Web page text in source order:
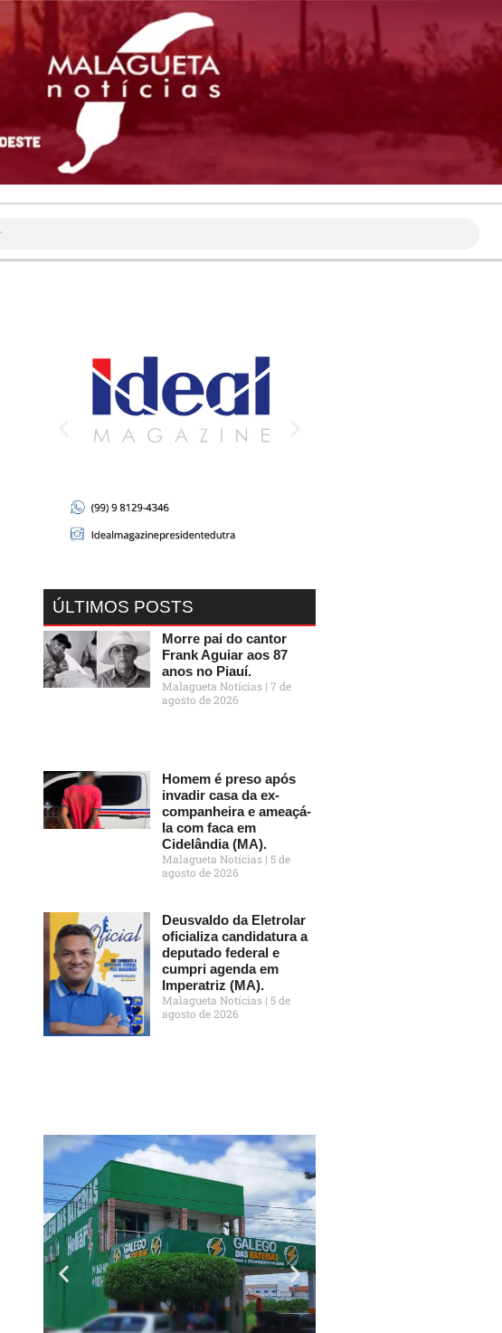
ÚLTIMOS POSTS
Morre pai do cantor
Frank Aguiar aos 87
anos no Piauí.
Malagueta Notícias 7 de
agosto de 2026
Homem é preso após
invadir casa da ex-
companheira e ameaçá-
la com faca em
Cidelândia (MA).
Malagueta Notícias 5 de
agosto de 2026
Deusvaldo da Eletrolar
oficializa candidatura a
deputado federal e
cumpri agenda em
Imperatriz (MA).
Malagueta Notícias 5 de
agosto de 2026